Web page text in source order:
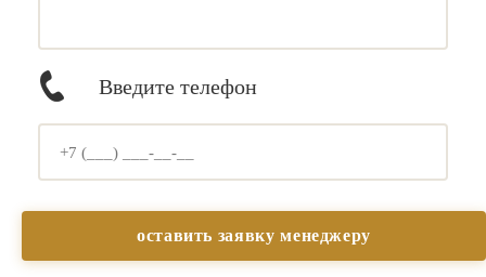
Введите телефон